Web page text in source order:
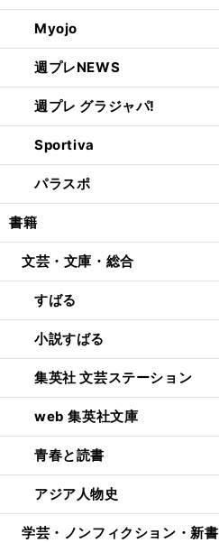
Myojo
週プレNEWS
週プレ グラジャパ!
Sportiva
パラスポ
書籍
文芸・文庫・総合
すばる
小説すばる
集英社 文芸ステーション
web 集英社文庫
青春と読書
アジア人物史
学芸・ノンフィクション・新書